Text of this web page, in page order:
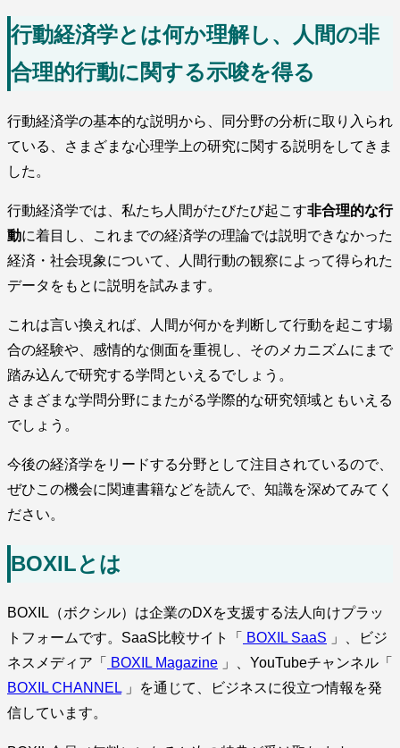
行動経済学とは何か理解し、人間の非
合理的行動に関する示唆を得る
行動経済学の基本的な説明から、同分野の分析に取り入られ
ている、さまざまな心理学上の研究に関する説明をしてきま
した。
行動経済学では、私たち人間がたびたび起こす非合理的な行
動に着目し、これまでの経済学の理論では説明できなかった
経済・社会現象について、人間行動の観察によって得られた
データをもとに説明を試みます。
これは言い換えれば、人間が何かを判断して行動を起こす場
合の経験や、感情的な側面を重視し、そのメカニズムにまで
踏み込んで研究する学問といえるでしょう。
さまざまな学問分野にまたがる学際的な研究領域ともいえる
でしょう。
今後の経済学をリードする分野として注目されているので、
ぜひこの機会に関連書籍などを読んで、知識を深めてみてく
ださい。
BOXILとは
BOXIL（ボクシル）は企業のDXを支援する法人向けプラッ
トフォームです。SaaS比較サイト「
BOXIL SaaS 」、ビジ
ネスメディア「
BOXIL Magazine 」、YouTubeチャンネル「
BOXIL CHANNEL 」を通じて、ビジネスに役立つ情報を発
信しています。